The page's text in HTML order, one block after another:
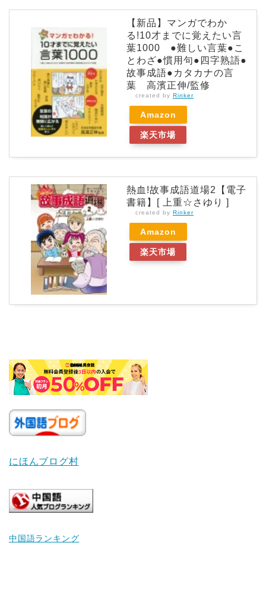
【新品】マンガでわか
る!10才までに覚えたい言
葉1000 ●難しい言葉●こ
とわざ●慣用句●四字熟語●
故事成語●カタカナの言
葉 高濱正伸/監修
created by Rinker
Amazon
楽天市場
熱血!故事成語道場2【電子
書籍】[ 上重☆さゆり ]
created by Rinker
Amazon
楽天市場
にほんブログ村
中国語ランキング